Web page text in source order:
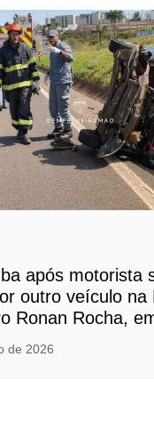
após motorista
outro veículo na
Ronan Rocha,
de 2026